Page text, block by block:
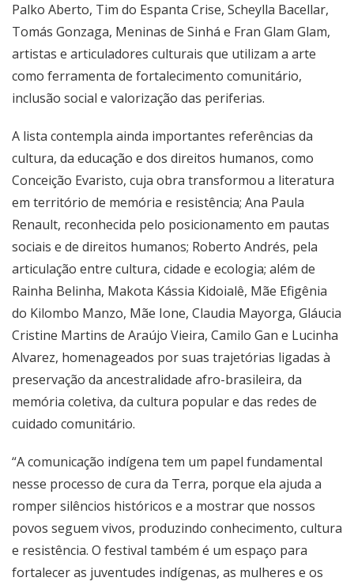
Palko Aberto, Tim do Espanta Crise, Scheylla Bacellar,
Tomás Gonzaga, Meninas de Sinhá e Fran Glam Glam,
artistas e articuladores culturais que utilizam a arte
como ferramenta de fortalecimento comunitário,
inclusão social e valorização das periferias.
A lista contempla ainda importantes referências da
cultura, da educação e dos direitos humanos, como
Conceição Evaristo, cuja obra transformou a literatura
em território de memória e resistência; Ana Paula
Renault, reconhecida pelo posicionamento em pautas
sociais e de direitos humanos; Roberto Andrés, pela
articulação entre cultura, cidade e ecologia; além de
Rainha Belinha, Makota Kássia Kidoialê, Mãe Efigênia
do Kilombo Manzo, Mãe Ione, Claudia Mayorga, Gláucia
Cristine Martins de Araújo Vieira, Camilo Gan e Lucinha
Alvarez, homenageados por suas trajetórias ligadas à
preservação da ancestralidade afro-brasileira, da
memória coletiva, da cultura popular e das redes de
cuidado comunitário.
“A comunicação indígena tem um papel fundamental
nesse processo de cura da Terra, porque ela ajuda a
romper silêncios históricos e a mostrar que nossos
povos seguem vivos, produzindo conhecimento, cultura
e resistência. O festival também é um espaço para
fortalecer as juventudes indígenas, as mulheres e os